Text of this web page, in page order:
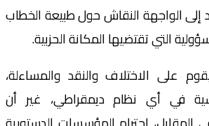
إلى الواجهة النقاش حول طبيعة الخطاب
التي تقتضيها المكانة الحزبية.
على الاختلاف والنقد والمساءلة،
في أي نظام ديمقراطي، غير أن